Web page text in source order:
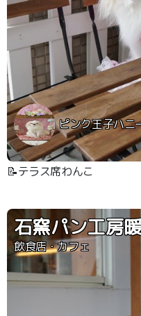
ピンク王子ハニ
📝テラス席わんこ
石窯パン工房
飲食店・カフェ